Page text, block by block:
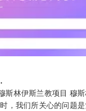
林伊斯兰教项目 穆斯林
我们所关心的问题是复